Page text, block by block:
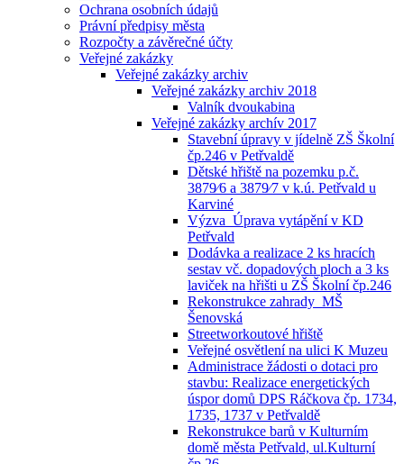
Ochrana osobních údajů
Právní předpisy města
Rozpočty a závěrečné účty
Veřejné zakázky
Veřejné zakázky archiv
Veřejné zakázky archiv 2018
Valník dvoukabina
Veřejné zakázky archív 2017
Stavební úpravy v jídelně ZŠ Školní
čp.246 v Petřvaldě
Dětské hřiště na pozemku p.č.
3879⁄6 a 3879⁄7 v k.ú. Petřvald u
Karviné
Výzva_Úprava vytápění v KD
Petřvald
Dodávka a realizace 2 ks hracích
sestav vč. dopadových ploch a 3 ks
laviček na hřišti u ZŠ Školní čp.246
Rekonstrukce zahrady_MŠ
Šenovská
Streetworkoutové hřiště
Veřejné osvětlení na ulici K Muzeu
Administrace žádosti o dotaci pro
stavbu: Realizace energetických
úspor domů DPS Ráčkova čp. 1734,
1735, 1737 v Petřvaldě
Rekonstrukce barů v Kulturním
domě města Petřvald, ul.Kulturní